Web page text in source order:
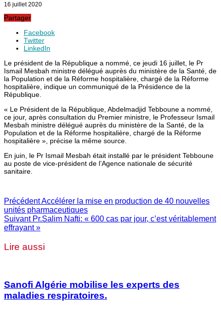
16 juillet 2020
Partager
Facebook
Twitter
LinkedIn
Le président de la République a nommé, ce jeudi 16 juillet, le Pr
Ismail Mesbah ministre délégué auprès du ministère de la Santé, de
la Population et de la Réforme hospitalière, chargé de la Réforme
hospitalière, indique un communiqué de la Présidence de la
République.
« Le Président de la République, Abdelmadjid Tebboune a nommé,
ce jour, après consultation du Premier ministre, le Professeur Ismail
Mesbah ministre délégué auprès du ministère de la Santé, de la
Population et de la Réforme hospitalière, chargé de la Réforme
hospitalière », précise la même source.
En juin, le Pr Ismail Mesbah était installé par le président Tebboune
au poste de vice-président de l’Agence nationale de sécurité
sanitaire.
PrécédentAccélérer la mise en production de 40 nouvelles
unités pharmaceutiques
SuivantPr.Salim Nafti: « 600 cas par jour, c’est véritablement
effrayant »
Lire aussi
Sanofi Algérie mobilise les experts des
maladies respiratoires.